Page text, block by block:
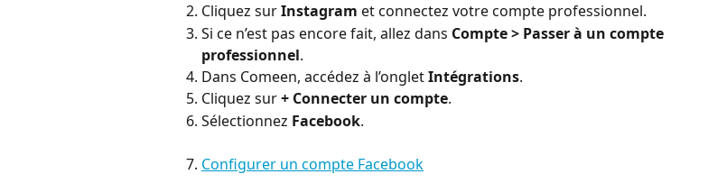
Cliquez sur Instagram et connectez votre compte professionnel.
Si ce n’est pas encore fait, allez dans Compte > Passer à un compte
professionnel.
Dans Comeen, accédez à l’onglet Intégrations.
Cliquez sur + Connecter un compte.
Sélectionnez Facebook.
Configurer un compte Facebook